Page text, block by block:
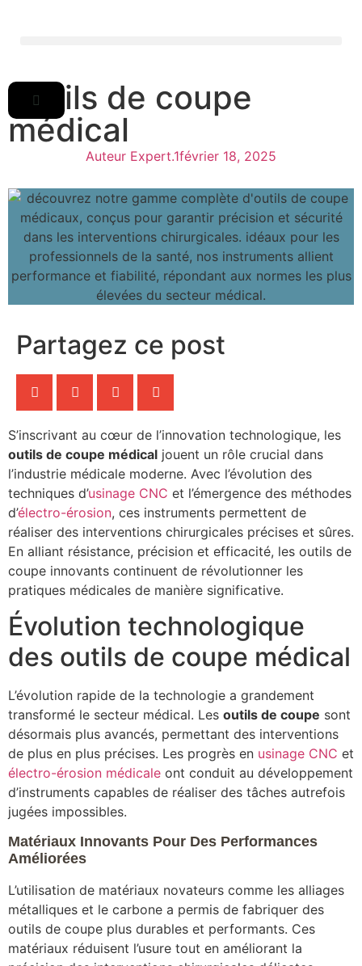
Outils de coupe
médical
Auteur Expert.1février 18, 2025
Partagez ce post
S’inscrivant au cœur de l’innovation technologique, les
outils de coupe médical jouent un rôle crucial dans
l’industrie médicale moderne. Avec l’évolution des
techniques d’usinage CNC et l’émergence des méthodes
d’électro-érosion, ces instruments permettent de
réaliser des interventions chirurgicales précises et sûres.
En alliant résistance, précision et efficacité, les outils de
coupe innovants continuent de révolutionner les
pratiques médicales de manière significative.
Évolution technologique
des outils de coupe médical
L’évolution rapide de la technologie a grandement
transformé le secteur médical. Les outils de coupe sont
désormais plus avancés, permettant des interventions
de plus en plus précises. Les progrès en usinage CNC et
électro-érosion médicale ont conduit au développement
d’instruments capables de réaliser des tâches autrefois
jugées impossibles.
Matériaux Innovants Pour Des Performances
Améliorées
L’utilisation de matériaux novateurs comme les alliages
métalliques et le carbone a permis de fabriquer des
outils de coupe plus durables et performants. Ces
matériaux réduisent l’usure tout en améliorant la